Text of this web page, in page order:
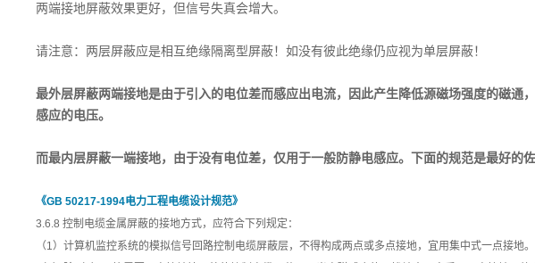
两端接地屏蔽效果更好，但信号失真会增大。
请注意：两层屏蔽应是相互绝缘隔离型屏蔽！如没有彼此绝缘仍应视为单层屏蔽！
最外层屏蔽两端接地是由于引入的电位差而感应出电流，因此产生降低源磁场强度的磁通
感应的电压。
而最内层屏蔽一端接地，由于没有电位差，仅用于一般防静电感应。下面的规范是最好的佐
《GB 50217-1994电力工程电缆设计规范》
3.6.8 控制电缆金属屏蔽的接地方式，应符合下列规定：
（1）计算机监控系统的模拟信号回路控制电缆屏蔽层，不得构成两点或多点接地，宜用集中式一点接地。